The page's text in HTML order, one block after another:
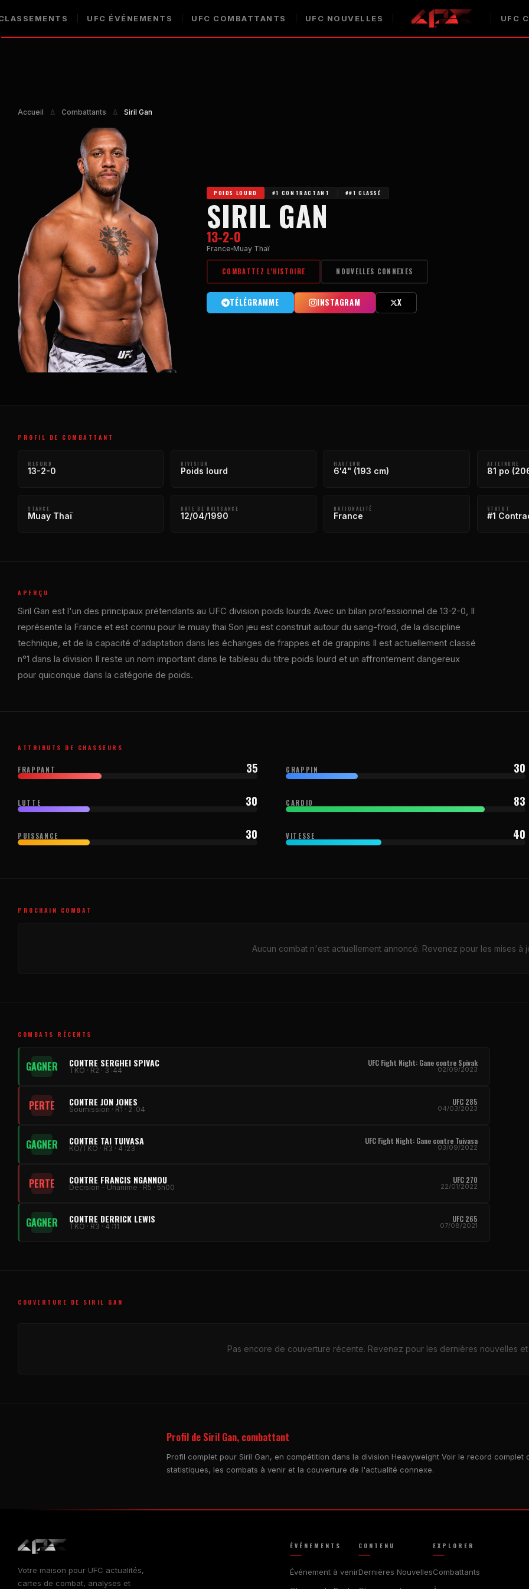
UFC ÉVÉNEMENTS UFC COMBATTANTS UFC NOUVELLES UFC
Accueil Δ Combattants Δ Siril Gan
POIDS LOURD #1 CONTRACTANT ##1 CLASSÉ
SIRIL GAN
13-2-0
France Muay Thaï
COMBATTEZ L'HISTOIRE NOUVELLES CONNEXES
TÉLÉGRAMME INSTAGRAM X
PROFIL DE COMBATTANT
RECORD
13-2-0
DIVISION
Poids lourd
HAUTEUR
6'4" (193 cm)
ATTEINDRE
81 po
STANCE
Muay Thaï
DATE DE NAISSANCE
12/04/1990
NATIONALITÉ
France
STATUT
#1
APERÇU
Siril Gan est l'un des principaux prétendants au UFC division poids lourds Avec un bilan professionnel de 13-2-0, Il
représente la France et est connu pour le muay thai Son jeu est construit autour du sang-froid, de la discipline
technique, et de la capacité d'adaptation dans les échanges de frappes et de grappins Il est actuellement classé
n°1 dans la division Il reste un nom important dans le tableau du titre poids lourd et un affrontement dangereux
pour quiconque dans la catégorie de poids.
ATTRIBUTS DE CHASSEURS
FRAPPANT 35 GRAPPIN 30
LUTTE 30 CARDIO 83
PUISSANCE 30 VITESSE 40
PROCHAIN COMBAT
Aucun combat n'est actuellement annoncé. Revenez pour les mises à
COMBATS RÉCENTS
GAGNER CONTRE SERGHEI SPIVAC
TKO · R2 · 3 :44
UFC Fight Night: Gane contre Spivak
02/09/2023
PERTE CONTRE JON JONES
Soumission · R1 · 2 :04
UFC 285
04/03/2023
GAGNER CONTRE TAI TUIVASA
KO/TKO · R3 · 4 :23
UFC Fight Night: Gane contre Tuivasa
03/09/2022
PERTE CONTRE FRANCIS NGANNOU
Décision - Unanime · R5 · 5h00
UFC 270
22/01/2022
GAGNER CONTRE DERRICK LEWIS
TKO · R3 · 4 :11
UFC 265
07/08/2021
COUVERTURE DE SIRIL GAN
Pas encore de couverture récente. Revenez pour les dernières nouvelles et
Profil de Siril Gan, combattant
Profil complet pour Siril Gan, en compétition dans la division Heavyweight Voir le record complet
statistiques, les combats à venir et la couverture de l'actualité connexe.
Votre maison pour UFC actualités,
cartes de combat, analyses et
ÉVÉNEMENTS
Événement à venir
CONTENU
Dernières Nouvelles
EXPLORER
Combattants